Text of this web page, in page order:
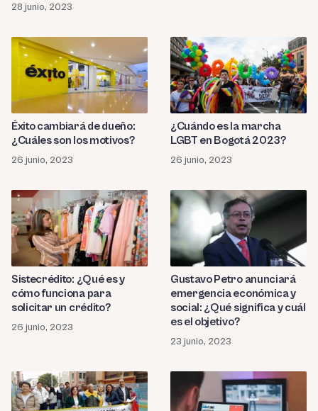
28 junio, 2023
Éxito cambiará de dueño:
¿Cuáles son los motivos?
26 junio, 2023
¿Cuándo es la marcha
LGBT en Bogotá 2023?
26 junio, 2023
Sistecrédito: ¿Qué es y
cómo funciona para
solicitar un crédito?
26 junio, 2023
Gustavo Petro anunciará
emergencia económica y
social: ¿Qué significa y cuál
es el objetivo?
23 junio, 2023